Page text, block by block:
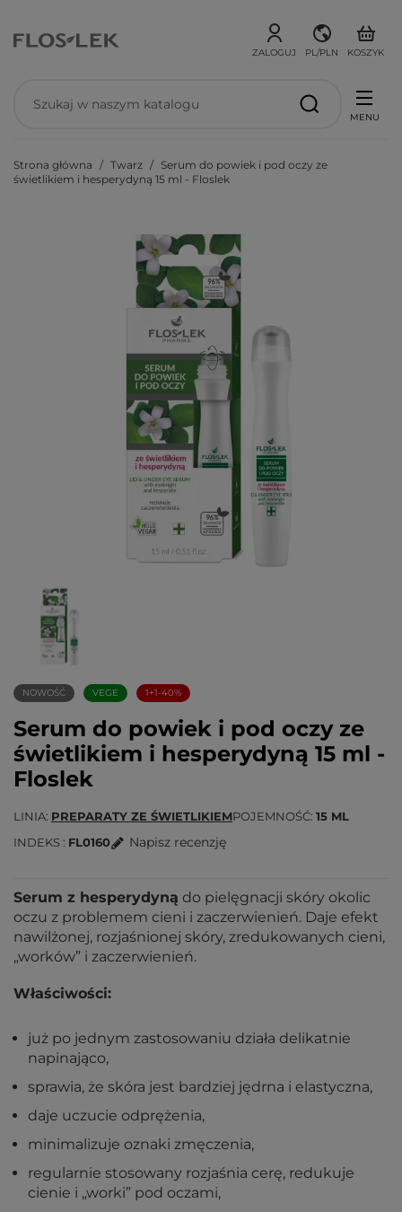
ZALOGUJ PL/PLN KOSZYK
MENU
Strona główna Twarz
Serum do powiek i pod oczy ze
świetlikiem i hesperydyną 15 ml - Floslek
NOWOŚĆ VEGE 1+1-40%
Serum do powiek i pod oczy ze
świetlikiem i hesperydyną 15 ml -
Floslek
LINIA PREPARATY ZE ŚWIETLIKIEMPOJEMNOŚĆ 15 ML
INDEKS
FL0160 Napisz recenzję
Serum z hesperydyną do pielęgnacji skóry okolic
oczu z problemem cieni i zaczerwienień. Daje efekt
nawilżonej, rozjaśnionej skóry, zredukowanych cieni,
„worków” i zaczerwienień.
Właściwości:
już po jednym zastosowaniu działa delikatnie
napinająco,
sprawia, że skóra jest bardziej jędrna i elastyczna,
daje uczucie odprężenia,
minimalizuje oznaki zmęczenia,
regularnie stosowany rozjaśnia cerę, redukuje
cienie i „worki” pod oczami,